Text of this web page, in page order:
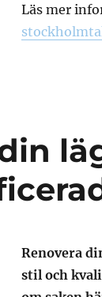
Läs mer
Renovera
stil och